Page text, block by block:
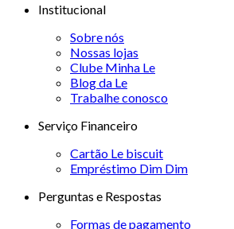
Institucional
Sobre nós
Nossas lojas
Clube Minha Le
Blog da Le
Trabalhe conosco
Serviço Financeiro
Cartão Le biscuit
Empréstimo Dim Dim
Perguntas e Respostas
Formas de pagamento